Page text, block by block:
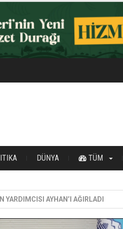
DÜNYA TÜM
AYHAN’I AĞIRLADI